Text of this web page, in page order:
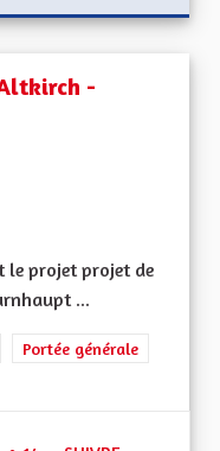
-
le projet projet de
...
Portée générale